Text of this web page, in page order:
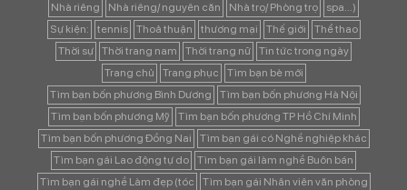
Nhà riêng
Nhà riêng/ nguyên căn Nhà trọ/ Phòng trọ
spa...)
Sự kiện:
tennis Thoả thuận thương mại Thế giới
Thể thao
Thời sự
Thời trang nam Thời trang nữ
Tin tức trong ngày
Trang chủ
Trang phục
Tìm bạn bè mới
Tìm bạn bốn phương Bình Dương
Tìm bạn bốn phương Hà Nội
Tìm bạn bốn phương Mỹ
Tìm bạn bốn phương TP Hồ Chí Minh
Tìm bạn bốn phương Đồng Nai
Tìm bạn gái có Nghề nghiệp khác
Tìm bạn gái Lao động tự do
Tìm bạn gái làm nghề Buôn bán
Tìm bạn gái nghề Làm đẹp (tóc
Tìm bạn gái Nhân viên văn phòng